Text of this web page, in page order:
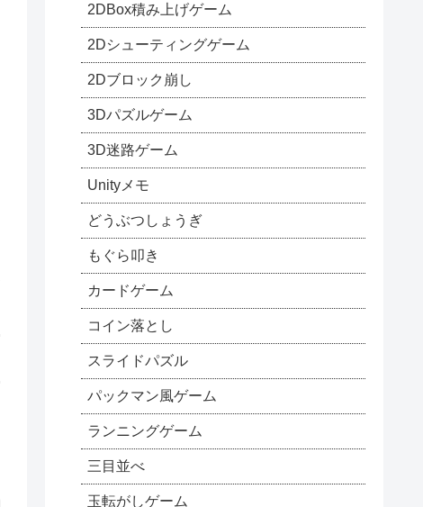
2DBox積み上げゲーム
2Dシューティングゲーム
2Dブロック崩し
3Dパズルゲーム
3D迷路ゲーム
Unityメモ
どうぶつしょうぎ
もぐら叩き
カードゲーム
コイン落とし
スライドパズル
パックマン風ゲーム
ランニングゲーム
三目並べ
玉転がしゲーム